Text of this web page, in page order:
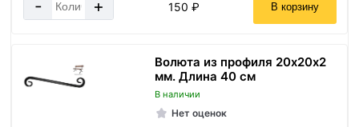
- + 150 ₽ В корзину
Волюта из профиля 20х20х2
мм. Длина 40 см
В наличии
Нет оценок